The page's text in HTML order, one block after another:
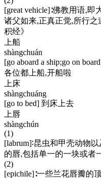
[great vehicle]∶佛教用语,
诸父如来,正真正觉,所行
积经》
上船
shàngchuán
[go aboard a ship;go on
各位都上船,开船啦
上床
shàngchuáng
[go to bed] 到床上去
上唇
shàngchún
(1)
[labrum]∶昆虫和甲壳动物
的唇,包括单一的一块或者
(2)
[epichile]∶一些兰花唇瓣的